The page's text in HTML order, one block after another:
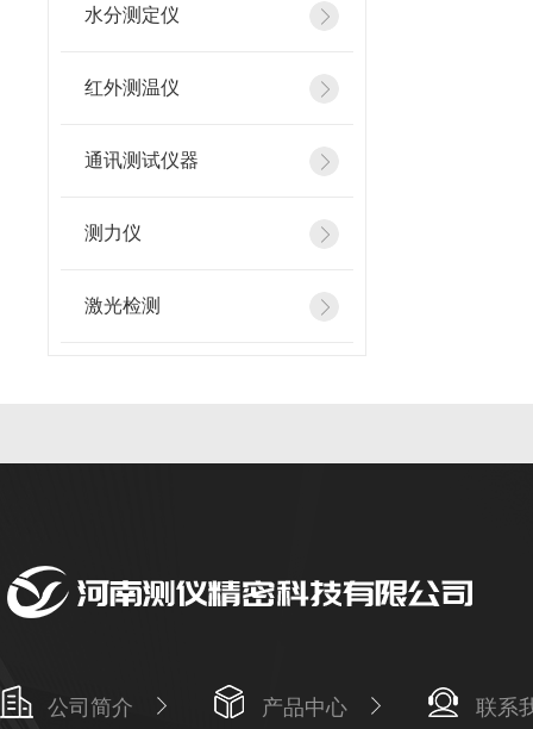
水分测定仪
红外测温仪
通讯测试仪器
测力仪
激光检测
公司简介 产品中心 联系